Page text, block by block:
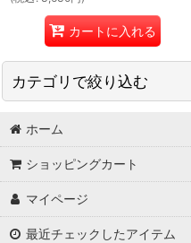
カートに入れる
カテゴリで絞り込む
飛行機 (全商品)
ハセガワ1/72
ハセガワ1/48
ホーム
ショッピングカート
マイページ
最近チェックしたアイテム